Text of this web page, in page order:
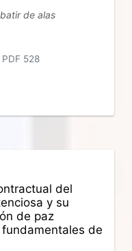
de alas
528
del
y su
de paz
de